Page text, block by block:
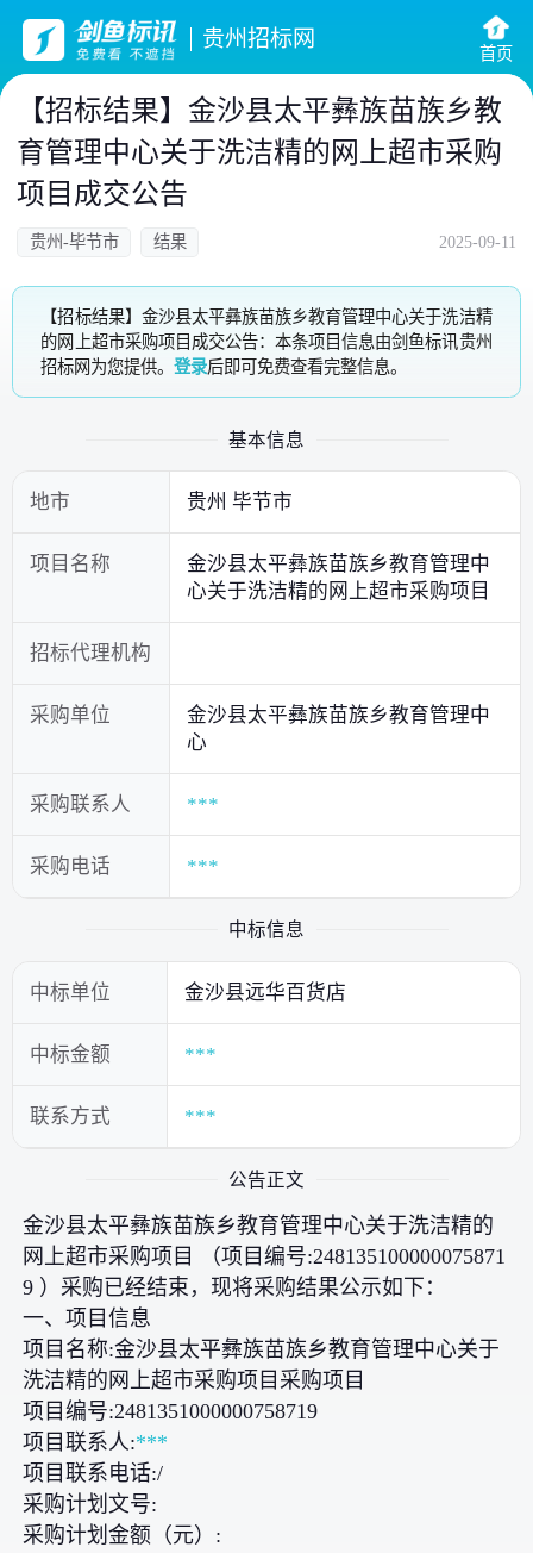
贵州招标网
首页
【招标结果】金沙县太平彝族苗族乡教
育管理中心关于洗洁精的网上超市采购
项目成交公告
贵州-毕节市 结果 2025-09-11
【招标结果】金沙县太平彝族苗族乡教育管理中心关于洗洁精
的网上超市采购项目成交公告：本条项目信息由剑鱼标讯贵州
招标网为您提供。登录后即可免费查看完整信息。
基本信息
地市 贵州 毕节市
项目名称
金沙县太平彝族苗族乡教育管理中
心关于洗洁精的网上超市采购项目
招标代理机构
采购单位
金沙县太平彝族苗族乡教育管理中
心
采购联系人 ***
采购电话 ***
中标信息
中标单位 金沙县远华百货店
中标金额 ***
联系方式 ***
公告正文
金沙县太平彝族苗族乡教育管理中心关于洗洁精的
网上超市采购项目 （项目编号:248135100000075871
9 ）采购已经结束，现将采购结果公示如下：
一、项目信息
项目名称:金沙县太平彝族苗族乡教育管理中心关于
洗洁精的网上超市采购项目采购项目
项目编号:2481351000000758719
项目联系人:***
项目联系电话:/
采购计划文号:
采购计划金额（元）: